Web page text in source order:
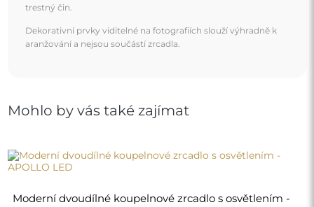
trestný čin.
Dekorativní prvky viditelné na fotografiích slouží výhradně k
aranžování a nejsou součástí zrcadla.
Mohlo by vás také zajímat
Moderní dvoudílné koupelnové zrcadlo s osvětlením -